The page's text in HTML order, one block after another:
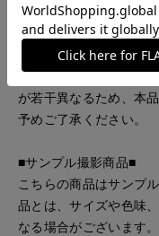
大人サイズのワンピー
■ご注意ください■
大人サイズのバイカラ
が若干異なるため、本
予めご了承ください。
■サンプル撮影商品■
こちらの商品はサンプ
品とは、サイズや色味
なる場合がございます。